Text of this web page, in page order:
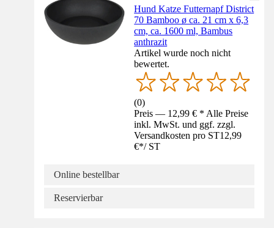
Hund Katze Futternapf District
70 Bamboo ø ca. 21 cm x 6,3
cm, ca. 1600 ml, Bambus
anthrazit
Artikel wurde noch nicht
bewertet.
(0)
Preis — 12,99 € * Alle Preise
inkl. MwSt. und ggf. zzgl.
Versandkosten pro ST12,99
€*/ ST
Online bestellbar
Reservierbar